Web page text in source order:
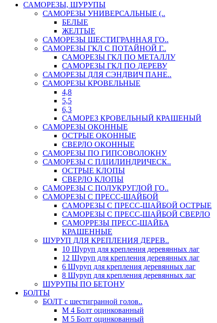
САМОРЕЗЫ, ШУРУПЫ
САМОРЕЗЫ УНИВЕРСАЛЬНЫЕ (..
БЕЛЫЕ
ЖЕЛТЫЕ
САМОРЕЗЫ ШЕСТИГРАННАЯ ГО..
САМОРЕЗЫ ГКЛ С ПОТАЙНОЙ Г..
САМОРЕЗЫ ГКЛ ПО МЕТАЛЛУ
САМОРЕЗЫ ГКЛ ПО ДЕРЕВУ
САМОРЕЗЫ ДЛЯ СЭНДВИЧ ПАНЕ..
САМОРЕЗЫ КРОВЕЛЬНЫЕ
4,8
5,5
6,3
САМОРЕЗ КРОВЕЛЬНЫЙ КРАШЕНЫЙ
САМОРЕЗЫ ОКОННЫЕ
ОСТРЫЕ ОКОННЫЕ
СВЕРЛО ОКОННЫЕ
САМОРЕЗЫ ПО ГИПСОВОЛОКНУ
САМОРЕЗЫ С П/ЦИЛИНДРИЧЕСК..
ОСТРЫЕ КЛОПЫ
СВЕРЛО КЛОПЫ
САМОРЕЗЫ С ПОЛУКРУГЛОЙ ГО..
САМОРЕЗЫ С ПРЕСС-ШАЙБОЙ
САМОРЕЗЫ С ПРЕСС-ШАЙБОЙ ОСТРЫЕ
САМОРЕЗЫ С ПРЕСС-ШАЙБОЙ СВЕРЛО
САМОРРЕЗЫ ПРЕСС-ШАЙБА
КРАШЕННЫЕ
ШУРУП ДЛЯ КРЕПЛЕНИЯ ДЕРЕВ..
10 Шуруп для крепления деревянных лаг
12 Шуруп для крепления деревянных лаг
6 Шуруп для крепления деревянных лаг
8 Шуруп для крепления деревянных лаг
ШУРУПЫ ПО БЕТОНУ
БОЛТЫ
БОЛТ с шестигранной голов..
М 4 Болт оцинкованный
М 5 Болт оцинкованный